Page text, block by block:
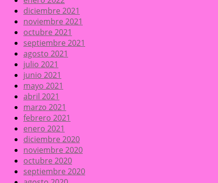
diciembre 2021
noviembre 2021
octubre 2021
septiembre 2021
agosto 2021
julio 2021
junio 2021
mayo 2021
abril 2021
marzo 2021
febrero 2021
enero 2021
diciembre 2020
noviembre 2020
octubre 2020
septiembre 2020